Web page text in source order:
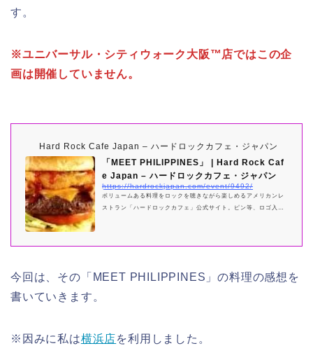
す。
※ユニバーサル・シティウォーク大阪™店ではこの企
画は開催していません。
Hard Rock Cafe Japan – ハードロックカフェ・ジャパン
「MEET PHILIPPINES」 | Hard Rock Caf
e Japan – ハードロックカフェ・ジャパン
https://hardrockjapan.com/event/9492/
ボリュームある料理をロックを聴きながら楽しめるアメリカンレ
ストラン「ハードロックカフェ」公式サイト。ピン等、ロゴ入り
今回は、その「MEET PHILIPPINES」の料理の感想を
書いていきます。
※因みに私は横浜店を利用しました。